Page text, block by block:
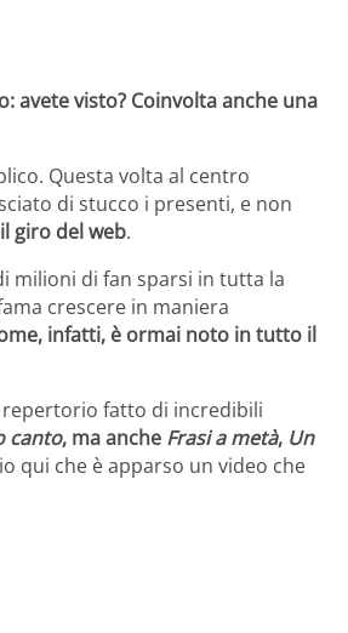
avete visto? Coinvolta anche una
Questa volta al centro
di stucco i presenti, e non
giro del web.
milioni di fan sparsi in tutta la
crescere in maniera
infatti, è ormai noto in tutto il
repertorio fatto di incredibili
canto, ma anche Frasi a metà, Un
qui che è apparso un video che